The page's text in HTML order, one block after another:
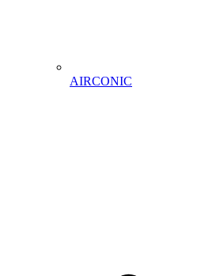
AIRCONIC